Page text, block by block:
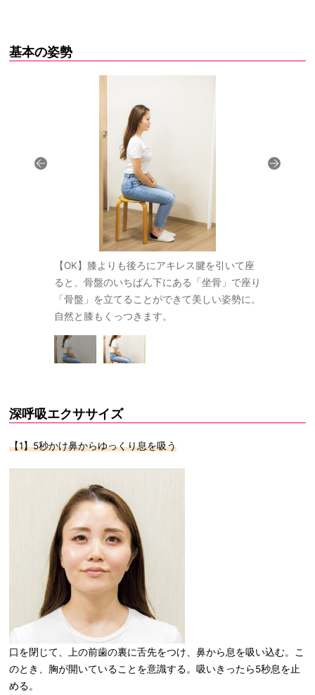
基本の姿勢
【OK】膝よりも後ろにアキレス腱を引いて座
ると、骨盤のいちばん下にある「坐骨」で座り
「骨盤」を立てることができて美しい姿勢に。
自然と膝もくっつきます。
深呼吸エクササイズ
【1】5秒かけ鼻からゆっくり息を吸う
口を閉じて、上の前歯の裏に舌先をつけ、鼻から息を吸い込む。こ
のとき、胸が開いていることを意識する。吸いきったら5秒息を止
める。